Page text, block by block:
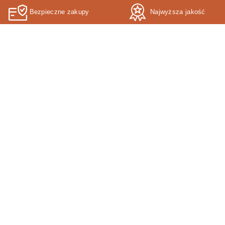
Bezpieczne zakupy Najwyższa jakość